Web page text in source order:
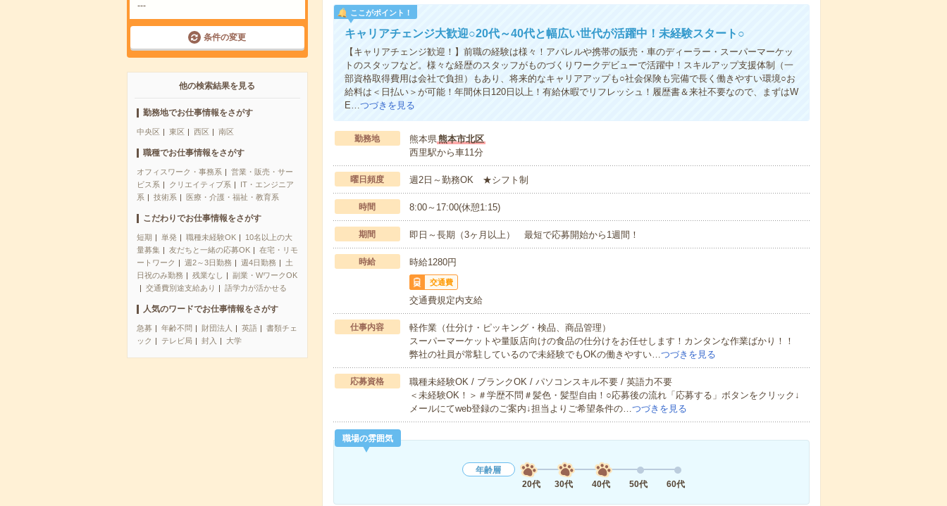
---
条件の変更
他の検索結果を見る
勤務地でお仕事情報をさがす
中央区 東区 西区 南区
職種でお仕事情報をさがす
オフィスワーク・事務系
営業・販売・サー
ビス系
クリエイティブ系
IT・エンジニア
系
技術系 医療・介護・福祉・教育系
こだわりでお仕事情報をさがす
短期 単発 職種未経験OK
10名以上の大
量募集
友だちと一緒の応募OK
在宅・リモ
ートワーク
週2～3日勤務 週4日勤務
土
日祝のみ勤務
残業なし
副業・WワークOK
交通費別途支給あり
語学力が活かせる
人気のワードでお仕事情報をさがす
急募 年齢不問 財団法人 英語
書類チェ
ック
テレビ局 封入 大学
ここがポイント！
キャリアチェンジ大歓迎○20代～40代と幅広い世代が活躍中！未経験スタート○
【キャリアチェンジ歓迎！】前職の経験は様々！アパレルや携帯の販売・車のディーラー・スーパーマーケッ
トのスタッフなど。様々な経歴のスタッフがものづくりワークデビューで活躍中！スキルアップ支援体制（一
部資格取得費用は会社で負担）もあり、将来的なキャリアアップも○社会保険も完備で長く働きやすい環境○お
給料は＜日払い＞が可能！年間休日120日以上！有給休暇でリフレッシュ！履歴書＆来社不要なので、まずはW
E…つづきを見る
勤務地 熊本県熊本市北区
西里駅から車11分
曜日頻度 週2日～勤務OK ★シフト制
時間 8:00～17:00(休憩1:15)
期間 即日～長期（3ヶ月以上） 最短で応募開始から1週間！
時給 時給1280円
交通費
交通費規定内支給
仕事内容
軽作業（仕分け・ピッキング・検品、商品管理）
スーパーマーケットや量販店向けの食品の仕分けをお任せします！カンタンな作業ばかり！！
弊社の社員が常駐しているので未経験でもOKの働きやすい…つづきを見る
応募資格
職種未経験OK / ブランクOK / パソコンスキル不要 / 英語力不要
＜未経験OK！＞＃学歴不問＃髪色・髪型自由！○応募後の流れ「応募する」ボタンをクリック↓
メールにてweb登録のご案内↓担当よりご希望条件の…つづきを見る
職場の雰囲気
年齢層
20代
30代 40代 50代 60代